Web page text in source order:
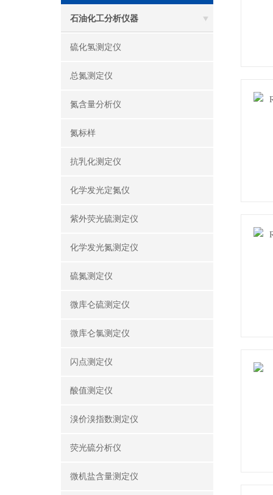
石油化工分析仪器
硫化氢测定仪
总氮测定仪
氮含量分析仪
氮标样
抗乳化测定仪
化学发光定氮仪
紫外荧光硫测定仪
化学发光氮测定仪
硫氮测定仪
微库仑硫测定仪
微库仑氯测定仪
闪点测定仪
酸值测定仪
溴价溴指数测定仪
荧光硫分析仪
微机盐含量测定仪